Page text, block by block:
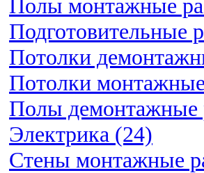
Полы монтажные
Подготовительные
Потолки
Потолки
Полы демонтажные
Электрика (24)
Стены монтажные